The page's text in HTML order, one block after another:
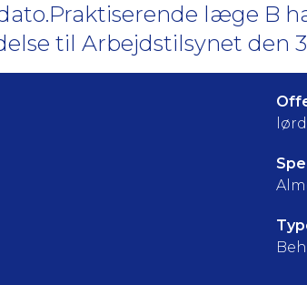
læge B
til Arbejdstilsynet den